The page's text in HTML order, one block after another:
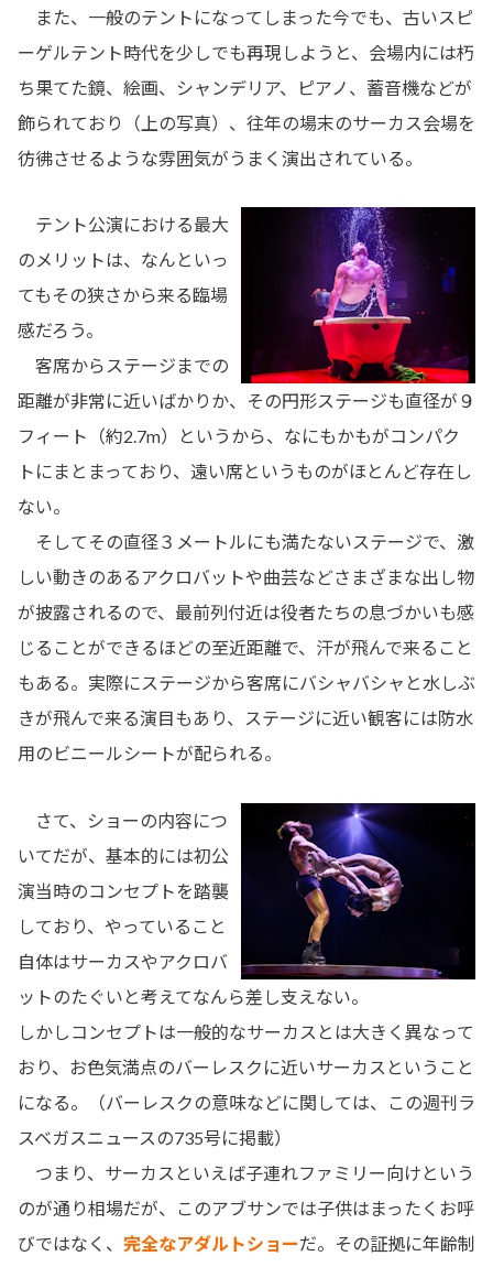
また、一般のテントになってしまった今でも、古いスピ
ーゲルテント時代を少しでも再現しようと、会場内には朽
ち果てた鏡、絵画、シャンデリア、ピアノ、蓄音機などが
飾られており（上の写真）、往年の場末のサーカス会場を
彷彿させるような雰囲気がうまく演出されている。
テント公演における最大
のメリットは、なんといっ
てもその狭さから来る臨場
感だろう。
客席からステージまでの
距離が非常に近いばかりか、その円形ステージも直径が９
フィート（約2.7m）というから、なにもかもがコンパク
トにまとまっており、遠い席というものがほとんど存在し
ない。
そしてその直径３メートルにも満たないステージで、激
しい動きのあるアクロバットや曲芸などさまざまな出し物
が披露されるので、最前列付近は役者たちの息づかいも感
じることができるほどの至近距離で、汗が飛んで来ること
もある。実際にステージから客席にバシャバシャと水しぶ
きが飛んで来る演目もあり、ステージに近い観客には防水
用のビニールシートが配られる。
さて、ショーの内容につ
いてだが、基本的には初公
演当時のコンセプトを踏襲
しており、やっていること
自体はサーカスやアクロバ
ットのたぐいと考えてなんら差し支えない。
しかしコンセプトは一般的なサーカスとは大きく異なって
おり、お色気満点のバーレスクに近いサーカスということ
になる。（バーレスクの意味などに関しては、この週刊ラ
スベガスニュースの735号に掲載）
つまり、サーカスといえば子連れファミリー向けという
のが通り相場だが、このアブサンでは子供はまったくお呼
びではなく、 完全なアダルトショーだ。その証拠に年齢制